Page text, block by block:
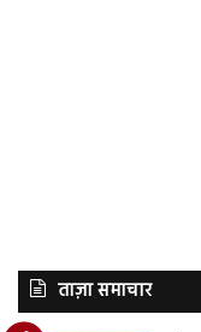
ताज़ा समाचार